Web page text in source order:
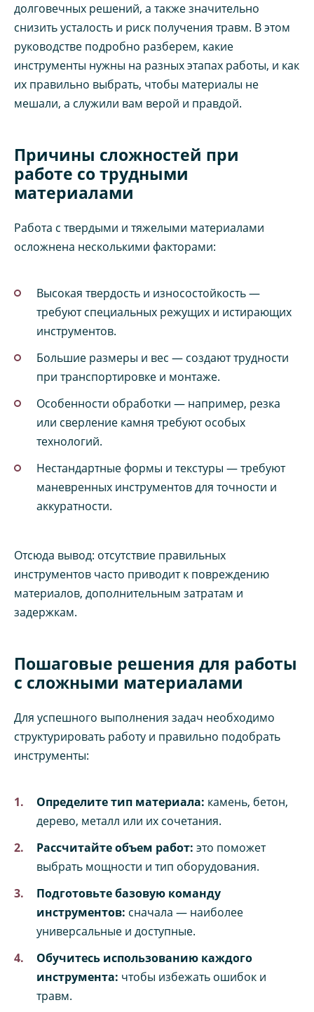
долговечных решений, а также значительно
снизить усталость и риск получения травм. В этом
руководстве подробно разберем, какие
инструменты нужны на разных этапах работы, и как
их правильно выбрать, чтобы материалы не
мешали, а служили вам верой и правдой.
Причины сложностей при
работе со трудными
материалами
Работа с твердыми и тяжелыми материалами
осложнена несколькими факторами:
Высокая твердость и износостойкость —
требуют специальных режущих и истирающих
инструментов.
Большие размеры и вес — создают трудности
при транспортировке и монтаже.
Особенности обработки — например, резка
или сверление камня требуют особых
технологий.
Нестандартные формы и текстуры — требуют
маневренных инструментов для точности и
аккуратности.
Отсюда вывод: отсутствие правильных
инструментов часто приводит к повреждению
материалов, дополнительным затратам и
задержкам.
Пошаговые решения для работы
с сложными материалами
Для успешного выполнения задач необходимо
структурировать работу и правильно подобрать
инструменты:
Определите тип материала: камень, бетон,
дерево, металл или их сочетания.
Рассчитайте объем работ: это поможет
выбрать мощности и тип оборудования.
Подготовьте базовую команду
инструментов: сначала — наиболее
универсальные и доступные.
Обучитесь использованию каждого
инструмента: чтобы избежать ошибок и
травм.